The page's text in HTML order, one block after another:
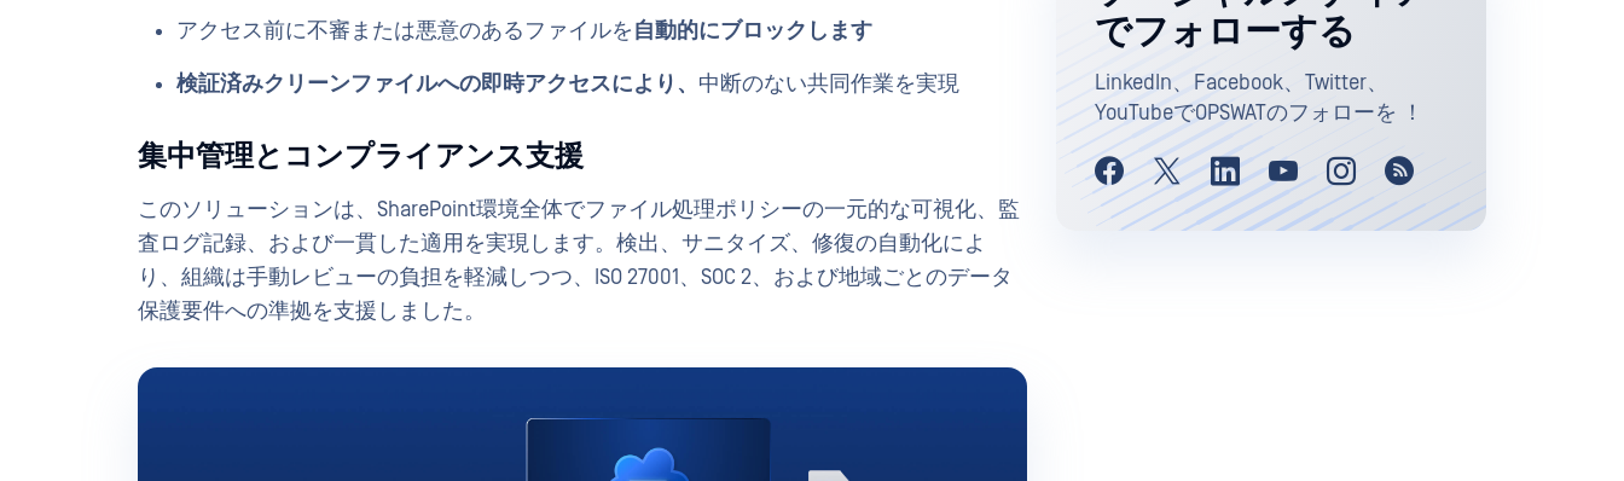
アクセス前に不審または悪意のあるファイルを自動的にブロックします
検証済みクリーンファイルへの即時アクセスにより、 中断のない共同作業を実現
集中管理とコンプライアンス支援
このソリューションは、SharePoint環境全体でファイル処理ポリシーの一元的な可視化、監
査ログ記録、および一貫した適用を実現します。検出、サニタイズ、修復の自動化によ
り、組織は手動レビューの負担を軽減しつつ、ISO 27001、SOC 2、および地域ごとのデータ
保護要件への準拠を支援しました。
でフォローする
LinkedIn、Facebook、Twitter、
YouTubeでOPSWATのフォローを ！